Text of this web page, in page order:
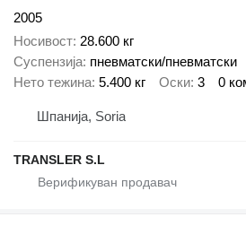
2005
Носивост 28.600 кг
Суспензија пневматски/пневматски
Нето тежина 5.400 кг Оски 3 0
Шпанија, Soria
TRANSLER S.L